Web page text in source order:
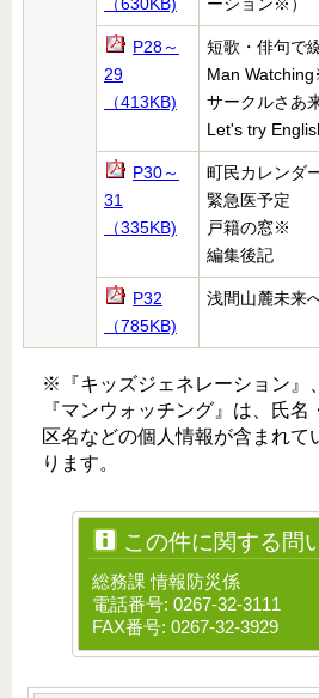
（630KB) ーション※）
P28～
29
（413KB)
短歌・俳句で
Man
サークルさあ
Let's try
P30～
31
（335KB)
町民カレンダ
緊急医予定
戸籍の窓※
編集後記
P32
（785KB)
浅間山麓未来
※『キッズジェネレーション』
『マンウォッチング』は、氏名
区名などの個人情報が含まれて
ります。
この件に関する問
総務課 情報防災係
電話番号: 0267-32-3111
FAX番号: 0267-32-3929